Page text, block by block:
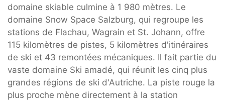
domaine skiable culmine à 1 980 mètres. Le
domaine Snow Space Salzburg, qui regroupe les
stations de Flachau, Wagrain et St. Johann, offre
115 kilomètres de pistes, 5 kilomètres d'itinéraires
de ski et 43 remontées mécaniques. Il fait partie du
vaste domaine Ski amadé, qui réunit les cinq plus
grandes régions de ski d'Autriche. La piste rouge la
plus proche mène directement à la station